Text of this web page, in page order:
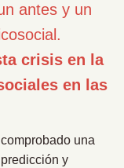
antes y un
crisis en la
en las
una
y